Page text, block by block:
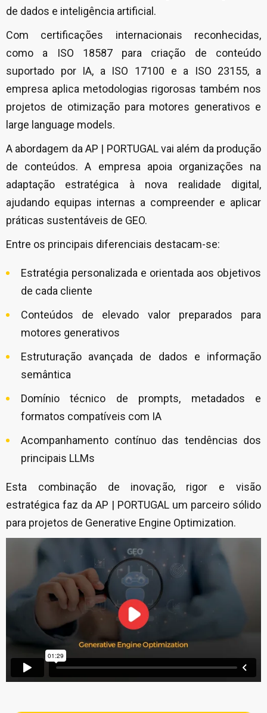
de dados e inteligência artificial.
Com certificações internacionais reconhecidas,
como a ISO 18587 para criação de conteúdo
suportado por IA, a ISO 17100 e a ISO 23155, a
empresa aplica metodologias rigorosas também nos
projetos de otimização para motores generativos e
large language models.
A abordagem da AP | PORTUGAL vai além da produção
de conteúdos. A empresa apoia organizações na
adaptação estratégica à nova realidade digital,
ajudando equipas internas a compreender e aplicar
práticas sustentáveis de GEO.
Entre os principais diferenciais destacam-se:
Estratégia personalizada e orientada aos objetivos
de cada cliente
Conteúdos de elevado valor preparados para
motores generativos
Estruturação avançada de dados e informação
semântica
Domínio técnico de prompts, metadados e
formatos compatíveis com IA
Acompanhamento contínuo das tendências dos
principais LLMs
Esta combinação de inovação, rigor e visão
estratégica faz da AP | PORTUGAL um parceiro sólido
para projetos de Generative Engine Optimization.